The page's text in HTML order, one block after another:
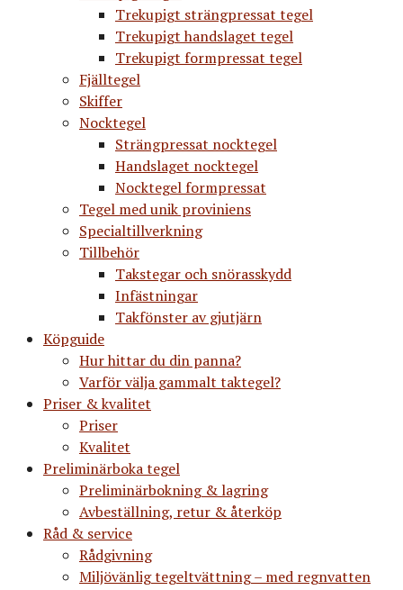
Trekupigt strängpressat tegel
Trekupigt handslaget tegel
Trekupigt formpressat tegel
Fjälltegel
Skiffer
Nocktegel
Strängpressat nocktegel
Handslaget nocktegel
Nocktegel formpressat
Tegel med unik proviniens
Specialtillverkning
Tillbehör
Takstegar och snörasskydd
Infästningar
Takfönster av gjutjärn
Köpguide
Hur hittar du din panna?
Varför välja gammalt taktegel?
Priser & kvalitet
Priser
Kvalitet
Preliminärboka tegel
Preliminärbokning & lagring
Avbeställning, retur & återköp
Råd & service
Rådgivning
Miljövänlig tegeltvättning – med regnvatten